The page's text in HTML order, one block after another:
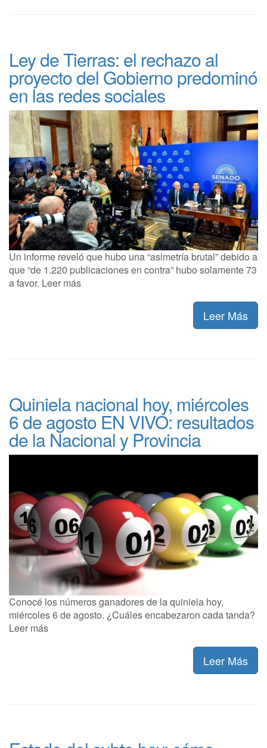
Ley de Tierras: el rechazo al
proyecto del Gobierno predominó
en las redes sociales
Un informe reveló que hubo una “asimetría brutal” debido a
que “de 1.220 publicaciones en contra” hubo solamente 73
a favor. Leer más
Leer Más
Quiniela nacional hoy, miércoles
6 de agosto EN VIVO: resultados
de la Nacional y Provincia
Conocé los números ganadores de la quiniela hoy,
miércoles 6 de agosto. ¿Cuáles encabezaron cada tanda?
Leer más
Leer Más